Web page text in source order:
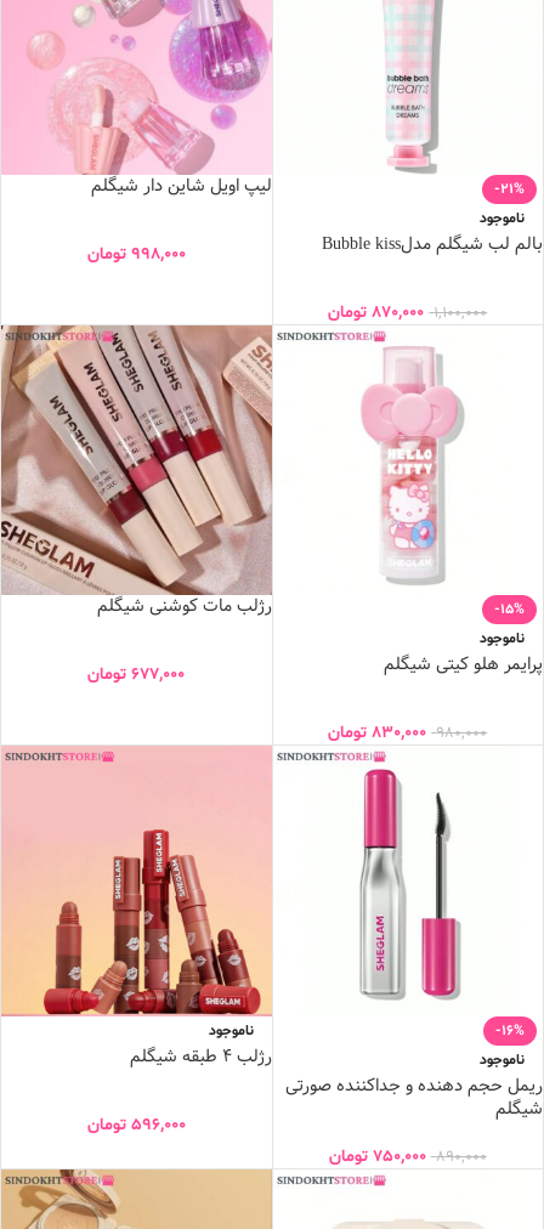
-21%
ناموجود
بالم لب شیگلم مدلBubble kiss
1,100,000
870,000 تومان
لیپ اویل شاین دار شیگلم
998,000 تومان
-15%
ناموجود
پرایمر هلو کیتی شیگلم
980,000
830,000 تومان
رژلب مات کوشنی شیگلم
677,000 تومان
-16%
ناموجود
ریمل حجم دهنده و جداکننده صورتی
شیگلم
890,000
750,000 تومان
ناموجود
رژلب 4 طبقه شیگلم
596,000 تومان